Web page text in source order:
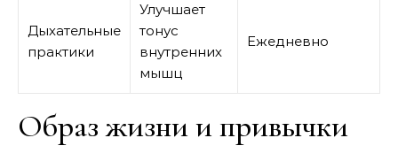
Дыхательные
практики
Улучшает
тонус
внутренних
мышц
Ежедневно
Образ жизни и привычки